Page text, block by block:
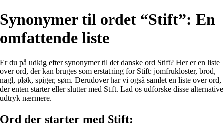
Synonymer til ordet “Stift”: En
omfattende liste
Er du på udkig efter synonymer til det danske ord Stift? Her er en liste
over ord, der kan bruges som erstatning for Stift: jomfrukloster, brod,
nagl, pløk, spiger, søm. Derudover har vi også samlet en liste over ord,
der enten starter eller slutter med Stift. Lad os udforske disse alternative
udtryk nærmere.
Ord der starter med Stift: